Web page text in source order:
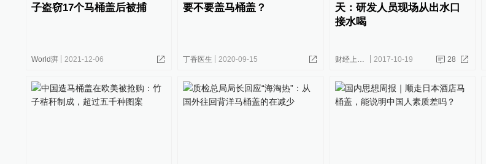
子盗窃17个马桶盖后被捕
World湃 2021-12-06
要不要盖马桶盖？
丁香医生 2020-09-15
天：研发人员现场从出水口
接水喝
财经上下游 2017-10-19 28